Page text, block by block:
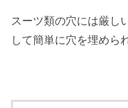
スーツ類の穴には厳し
して簡単に穴を埋めら